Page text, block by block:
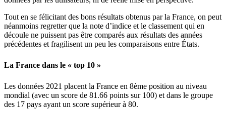
Tout en se félicitant des bons résultats obtenus par la France, on peut
néanmoins regretter que la note d’indice et le classement qui en
découle ne puissent pas être comparés aux résultats des années
précédentes et fragilisent un peu les comparaisons entre États.
La France dans le « top 10 »
Les données 2021 placent la France en 8ème position au niveau
mondial (avec un score de 81.66 points sur 100) et dans le groupe
des 17 pays ayant un score supérieur à 80.